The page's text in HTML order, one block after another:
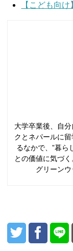
【こども向
大学卒業後、自
クとネパールに
るなかで、”暮ら
との価値に気づ
グリーンウ